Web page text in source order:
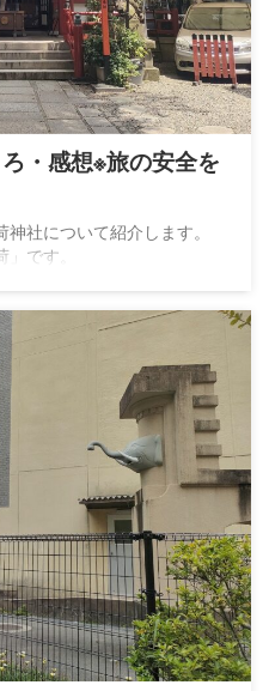
・感想※旅の安全を
社について紹介します。
です。